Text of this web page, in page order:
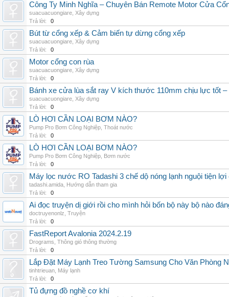
Công Ty Minh Nghĩa – Chuyên Bán Remote Motor Cửa
suacuacuongiare Xây dựng
Trả lời:
0
Bút từ cổng xếp & Cảm biến tự dừng cổng xếp
suacuacuongiare Xây dựng
Trả lời:
0
Motor cổng con rùa
suacuacuongiare Xây dựng
Trả lời:
0
Bánh xe cửa lùa sắt ray V kích thước 110mm chịu lực tốt
suacuacuongiare Xây dựng
Trả lời:
0
LÒ HƠI CẦN LOẠI BƠM NÀO?
Pump Pro Bơm Công Nghiệp Thoát nước
Trả lời:
0
LÒ HƠI CẦN LOẠI BƠM NÀO?
Pump Pro Bơm Công Nghiệp Bơm nước
Trả lời:
0
Máy lọc nước RO Tadashi 3 chế dộ nóng lạnh nguội tiện lợi
tadashi.amida Hướng dẫn tham gia
Trả lời:
0
Ai đọc truyện dị giới rồi cho mình hỏi bốn bộ này bộ nào
doctruyenonlz Truyện
Trả lời:
0
FastReport Avalonia 2024.2.19
Drograms Thông gió thông thường
Trả lời:
0
Lắp Đặt Máy Lạnh Treo Tường Samsung Cho Văn Phòng
tinhtrieuan Máy lạnh
Trả lời:
0
Tủ đựng đồ nghề cơ khí